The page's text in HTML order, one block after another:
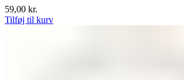
59,00 kr.
Tilføj til kurv